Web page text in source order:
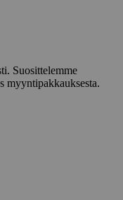
Suosittelemme
myyntipakkauksesta.